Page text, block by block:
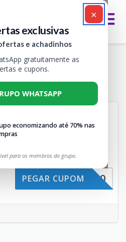
×
exclusivas
e achadinhos
gratuitamente as
e cupons.
WHATSAPP
economizando até 70% nas
para os membros do grupo.
Chenson
10% OFF
10% de desconto...Mais
GRUPO_10
PEGAR CUPOM